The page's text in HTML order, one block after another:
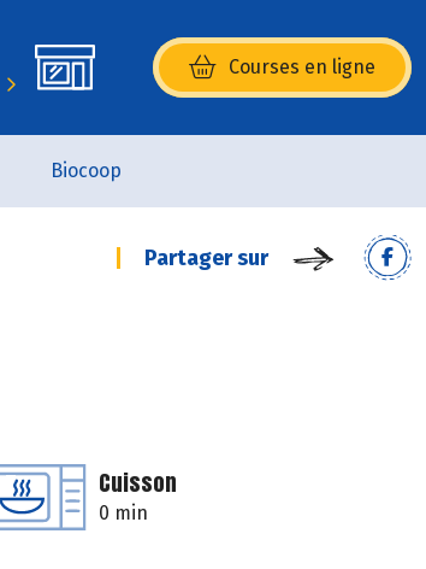
Courses en ligne
(s’ouvre dans une nouvelle
Biocoop
Partager sur
Cuisson
0 min